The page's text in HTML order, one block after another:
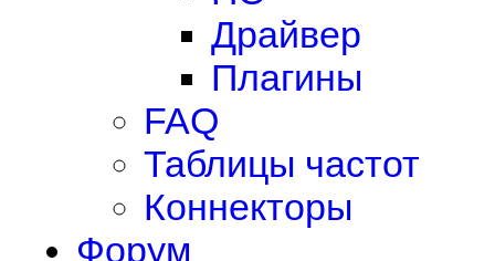
Драйвер
Плагины
FAQ
Таблицы частот
Коннекторы
Форум